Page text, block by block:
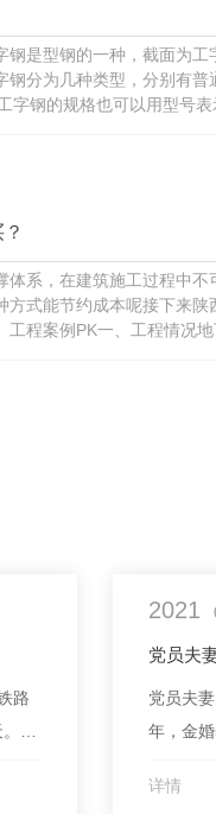
钢是型钢的一种，截面为
钢分为几种类型，分别有
字钢的规格也可以用型号
体系，在建筑施工过程中
方式能节约成本呢接下来
程案例PK一、工程情况
路
国
2021
党员夫
党员夫
年，金
住老伴
详情